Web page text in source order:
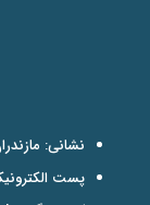
نشانی: مازندران، آمل، کیلومتر
پست